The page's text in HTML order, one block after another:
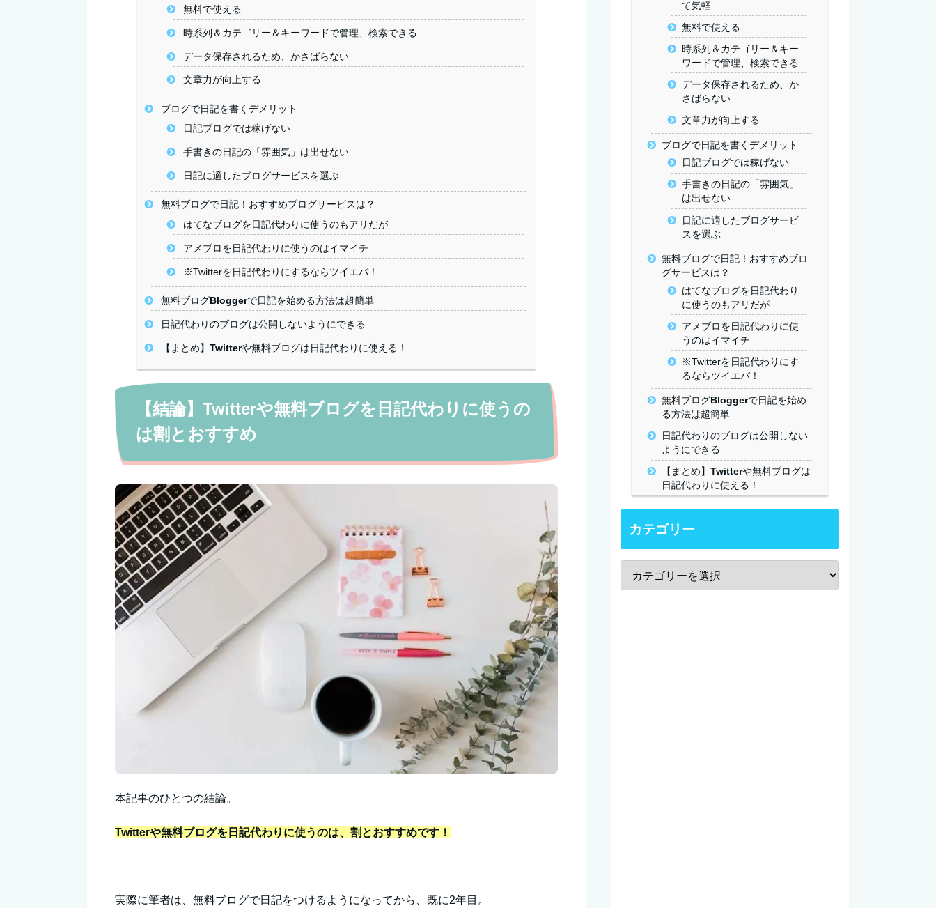
無料で使える
時系列＆カテゴリー＆キーワードで管理、検索できる
データ保存されるため、かさばらない
文章力が向上する
ブログで日記を書くデメリット
日記ブログでは稼げない
手書きの日記の「雰囲気」は出せない
日記に適したブログサービスを選ぶ
無料ブログで日記！おすすめブログサービスは？
はてなブログを日記代わりに使うのもアリだが
アメブロを日記代わりに使うのはイマイチ
※Twitterを日記代わりにするならツイエバ！
無料ブログBloggerで日記を始める方法は超簡単
日記代わりのブログは公開しないようにできる
【まとめ】Twitterや無料ブログは日記代わりに使える！
【結論】Twitterや無料ブログを日記代わりに使うの
は割とおすすめ
本記事のひとつの結論。
Twitterや無料ブログを日記代わりに使うのは、割とおすすめです！
実際に筆者は、無料ブログで日記をつけるようになってから、既に2年目。
て気軽
無料で使える
時系列＆カテゴリー＆キー
ワードで管理、検索できる
データ保存されるため、か
さばらない
文章力が向上する
ブログで日記を書くデメリット
日記ブログでは稼げない
手書きの日記の「雰囲気」
は出せない
日記に適したブログサービ
スを選ぶ
無料ブログで日記！おすすめブロ
グサービスは？
はてなブログを日記代わり
に使うのもアリだが
アメブロを日記代わりに使
うのはイマイチ
※Twitterを日記代わりにす
るならツイエバ！
無料ブログBloggerで日記を始め
る方法は超簡単
日記代わりのブログは公開しない
ようにできる
【まとめ】Twitterや無料ブログは
日記代わりに使える！
カテゴリー